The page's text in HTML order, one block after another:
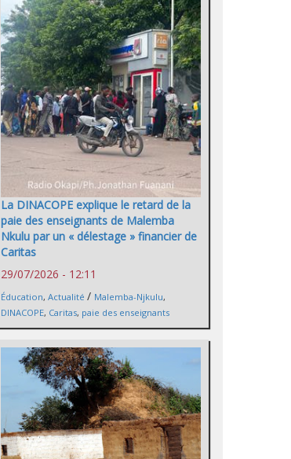
La DINACOPE explique le retard de la
paie des enseignants de Malemba
Nkulu par un « délestage » financier de
Caritas
29/07/2026 - 12:11
Éducation, Actualité / Malemba-Njkulu,
DINACOPE, Caritas, paie des enseignants